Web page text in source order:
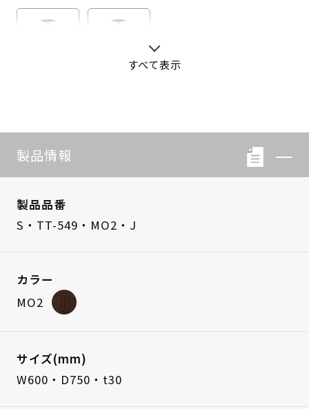
すべて表示
製品情報
製品品番
S・TT-549・MO2・J
カラー
MO2
サイズ(mm)
W600・D750・t30